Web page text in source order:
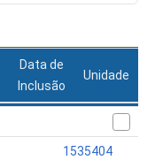
Data de
Inclusão
Unidade
1535404